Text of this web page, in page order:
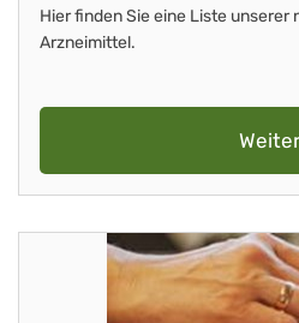
Hier finden Sie eine Liste
Arzneimittel.
Weiter